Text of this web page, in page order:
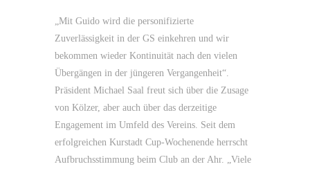
„Mit Guido wird die personifizierte
Zuverlässigkeit in der GS einkehren und wir
bekommen wieder Kontinuität nach den vielen
Übergängen in der jüngeren Vergangenheit“.
Präsident Michael Saal freut sich über die Zusage
von Kölzer, aber auch über das derzeitige
Engagement im Umfeld des Vereins. Seit dem
erfolgreichen Kurstadt Cup-Wochenende herrscht
Aufbruchsstimmung beim Club an der Ahr. „Viele